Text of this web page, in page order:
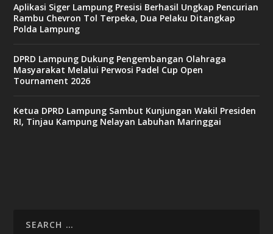
Aplikasi Siger Lampung Presisi Berhasil Ungkap Pencurian
Rambu Chevron Tol Terpeka, Dua Pelaku Ditangkap
Polda Lampung
DPRD Lampung Dukung Pengembangan Olahraga
Masyarakat Melalui Perwosi Padel Cup Open
Tournament 2026
Ketua DPRD Lampung Sambut Kunjungan Wakil Presiden
RI, Tinjau Kampung Nelayan Labuhan Maringgai